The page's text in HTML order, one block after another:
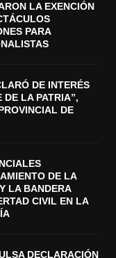
LA EXENCIÓN
PARA
DE INTERÉS
DE LA PATRIA”,
DE
DE LA
LA BANDERA
CIVIL EN LA
DECLARACIÓN